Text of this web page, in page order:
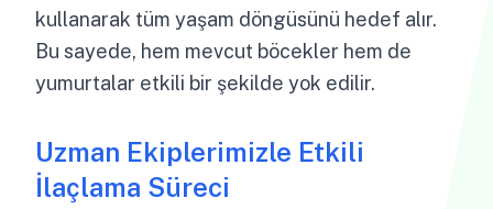
kullanarak tüm yaşam döngüsünü hedef alır.
Bu sayede, hem mevcut böcekler hem de
yumurtalar etkili bir şekilde yok edilir.
Uzman Ekiplerimizle Etkili
İlaçlama Süreci